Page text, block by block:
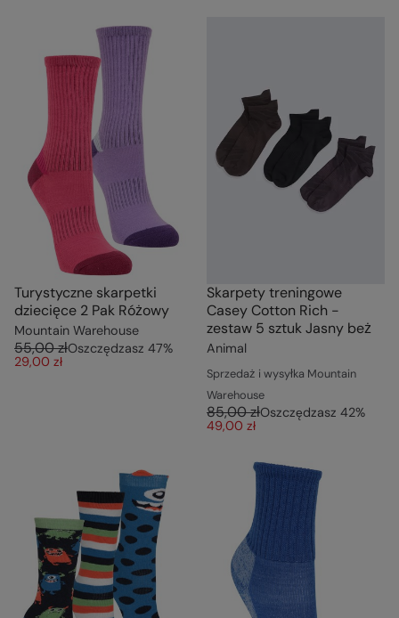
Turystyczne skarpetki
dziecięce 2 Pak Różowy
Mountain Warehouse
55,00 złOszczędzasz 47%
29,00 zł
Skarpety treningowe
Casey Cotton Rich -
zestaw 5 sztuk Jasny beż
Animal
Sprzedaż i wysyłka Mountain
Warehouse
85,00 złOszczędzasz 42%
49,00 zł